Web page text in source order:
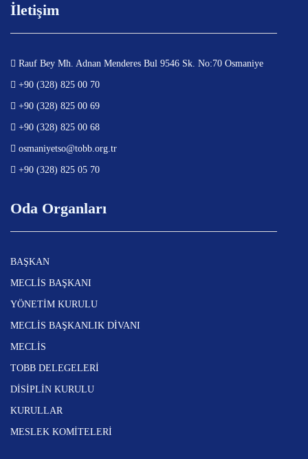
İletişim
Rauf Bey Mh. Adnan Menderes Bul 9546 Sk. No:70 Osmaniye
+90 (328) 825 00 70
+90 (328) 825 00 69
+90 (328) 825 00 68
osmaniyetso@tobb.org.tr
+90 (328) 825 05 70
Oda Organları
BAŞKAN
MECLİS BAŞKANI
YÖNETİM KURULU
MECLİS BAŞKANLIK DİVANI
MECLİS
TOBB DELEGELERİ
DİSİPLİN KURULU
KURULLAR
MESLEK KOMİTELERİ